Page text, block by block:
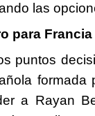
las
para Francia
puntos
formada
a Rayan